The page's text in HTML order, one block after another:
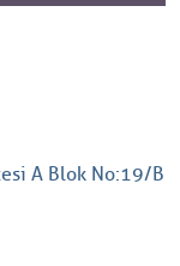
A Blok No:19/B